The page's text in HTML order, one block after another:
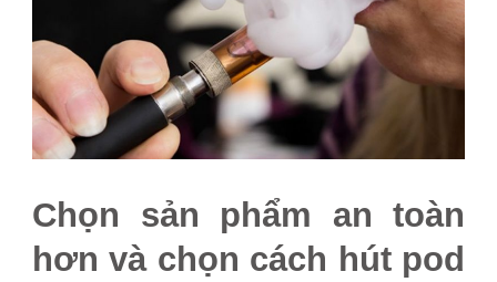
Chọn sản phẩm an toàn
hơn và chọn cách hút pod